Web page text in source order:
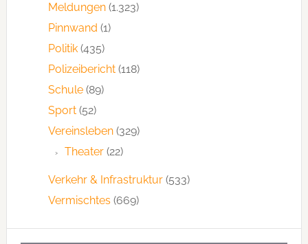
Meldungen(1.323)
Pinnwand (1)
Politik(435)
Polizeibericht(118)
Schule(89)
Sport(52)
Vereinsleben(329)
Theater(22)
Verkehr & Infrastruktur(533)
Vermischtes (669)